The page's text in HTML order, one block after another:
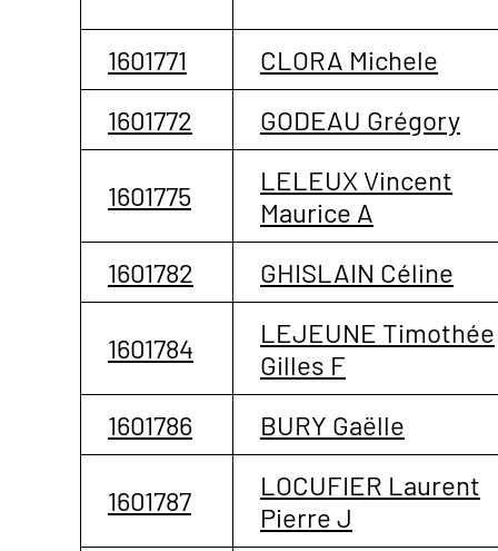
1601771
CLORA Michele
1601772
GODEAU Grégory
1601775
LELEUX Vincent
Maurice A
1601782
GHISLAIN Céline
1601784
LEJEUNE Timothée
Gilles F
1601786
BURY Gaëlle
1601787
LOCUFIER Laurent
Pierre J